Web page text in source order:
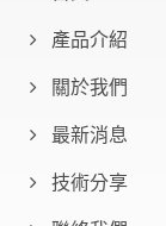
產品介紹
關於我們
最新消息
技術分享